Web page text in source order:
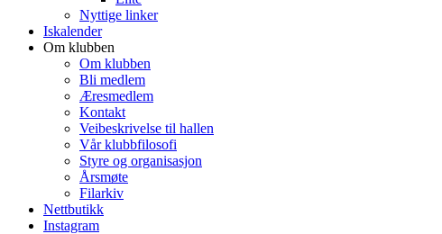
Nyttige linker
Iskalender
Om klubben
Om klubben
Bli medlem
Æresmedlem
Kontakt
Veibeskrivelse til hallen
Vår klubbfilosofi
Styre og organisasjon
Årsmøte
Filarkiv
Nettbutikk
Instagram